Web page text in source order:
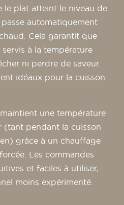
le plat atteint le niveau de
automatiquement
Cela garantit que
à la température
ni perdre de saveur.
idéaux pour la cuisson
une température
(tant pendant la cuisson
grâce à un chauffage
Les commandes
et faciles à utiliser,
moins expérimenté.